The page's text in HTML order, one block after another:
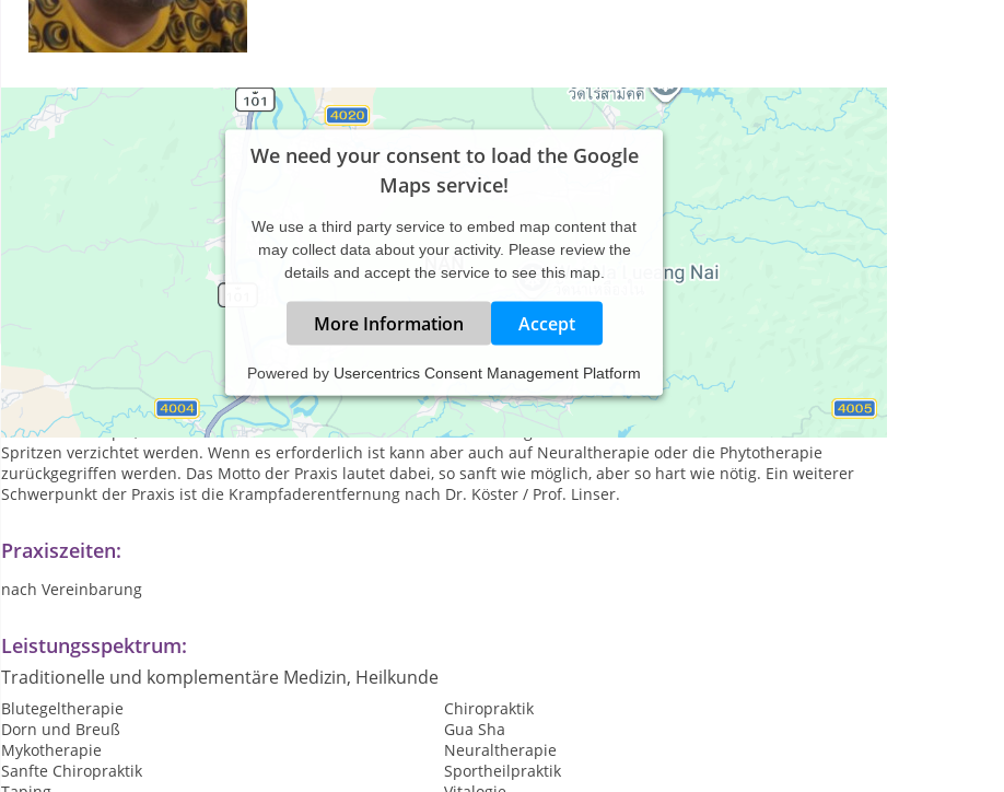
We need your consent to load the Google
Maps service!
We use a third party service to embed map content that
may collect data about your activity. Please review the
details and accept the service to see this map.
More Information Accept
Powered by Usercentrics Consent Management Platform
in unserer Gemeinschaftspraxis haben wir uns spezialisiert auf die Behandlung von Wirbelsäulen und
Gelenkerkrankungen von Erwachsenen und Kindern.
Zum Einsatz kommen vorzugsweise die amerikanische Chiropraktik,
die Dorn Therapie, Gua Sha oder Skribben. In den meisten Fällen kann ganz auf den Einsatz von Medikamenten oder
Spritzen verzichtet werden. Wenn es erforderlich ist kann aber auch auf Neuraltherapie oder die Phytotherapie
zurückgegriffen werden. Das Motto der Praxis lautet dabei, so sanft wie möglich, aber so hart wie nötig. Ein weiterer
Schwerpunkt der Praxis ist die Krampfaderentfernung nach Dr. Köster / Prof. Linser.
Praxiszeiten:
nach Vereinbarung
Leistungsspektrum:
Traditionelle und komplementäre Medizin, Heilkunde
Blutegeltherapie
Chiropraktik
Dorn und Breuß
Gua Sha
Mykotherapie
Neuraltherapie
Sanfte Chiropraktik
Sportheilpraktik